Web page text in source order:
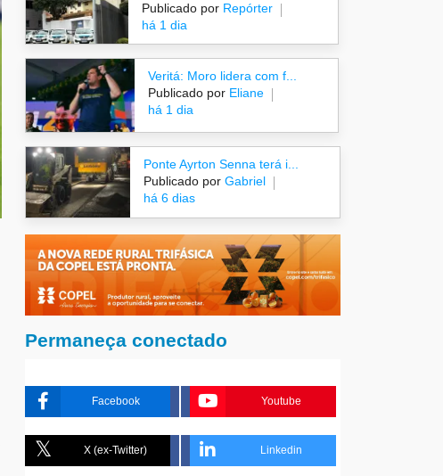
Publicado por Repórter
há 1 dia
Veritá: Moro lidera com f...
Publicado porEliane
há 1 dia
Ponte Ayrton Senna terá i...
Publicado por Gabriel
há 6 dias
Permaneça conectado
Facebook Youtube
X (ex-Twitter) Linkedin